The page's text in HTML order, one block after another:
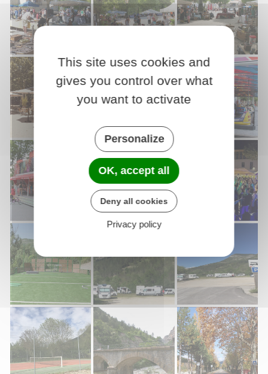
Brocante de RémuzatLe marché de RémuzatBrocante Rémuzat
Restaurant Du Midi, RémuzatFête votive de RémuzatFête votive
Fête votive RémuzatFête votive Rémuzat
City Stade de RémuzatParking camping-cars de Rémuzat
Parking camping-
This site uses cookies and
gives you control over what
you want to activate
Personalize
OK, accept all
Deny all cookies
Privacy policy